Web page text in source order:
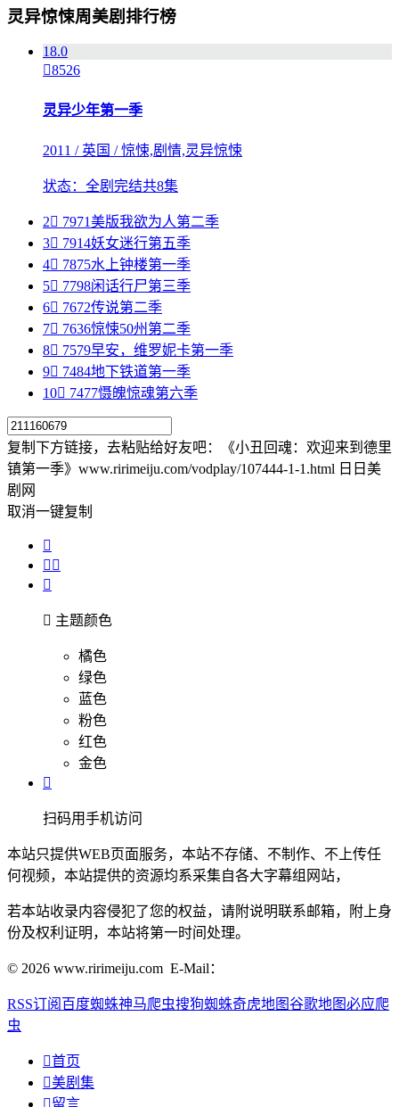
灵异惊悚周美剧排行榜
18.0
8526
灵异少年第一季
2011 / 英国 / 惊悚,剧情,灵异惊悚
状态：全剧完结共8集
2 7971美版我欲为人第二季
3 7914妖女迷行第五季
4 7875水上钟楼第一季
5 7798闲话行尸第三季
6 7672传说第二季
7 7636惊悚50州第二季
8 7579早安，维罗妮卡第一季
9 7484地下铁道第一季
10 7477慑魄惊魂第六季
复制下方链接，去粘贴给好友吧：
《小丑回魂：欢迎来到德里
镇第一季》www.ririmeiju.com/vodplay/107444-1-1.html 日日美
剧网
取消一键复制

 

 主题颜色
橘色
绿色
蓝色
粉色
红色
金色

扫码用手机访问
本站只提供WEB页面服务，本站不存储、不制作、不上传任
何视频，本站提供的资源均系采集自各大字幕组网站，
若本站收录内容侵犯了您的权益，请附说明联系邮箱，附上身
份及权利证明，本站将第一时间处理。
© 2026 www.ririmeiju.com E-Mail：
RSS订阅 百度蜘蛛神马爬虫搜狗蜘蛛奇虎地图谷歌地图必应爬
虫
首页
美剧集